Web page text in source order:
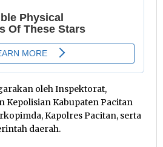
oleh Inspektorat,
Kepolisian Kabupaten Pacitan
Kapolres Pacitan, serta
daerah.